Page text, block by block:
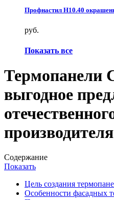
Профнастил Н10.40
руб.
Показать все
Термопанели
выгодное
производителя
Содержание
Показать
Цель создания
Особенности фасадных